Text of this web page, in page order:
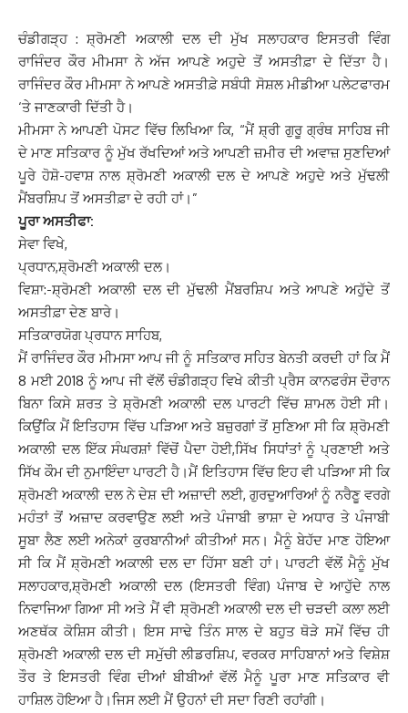
ਚੰਡੀਗੜ੍ਹ : ਸ਼੍ਰੋਮਣੀ ਅਕਾਲੀ ਦਲ ਦੀ ਮੁੱਖ ਸਲਾਹਕਾਰ ਇਸਤਰੀ ਵਿੰਗ
ਰਾਜਿੰਦਰ ਕੌਰ ਮੀਮਸਾ ਨੇ ਅੱਜ ਆਪਣੇ ਅਹੁਦੇ ਤੋਂ ਅਸਤੀਫ਼ਾ ਦੇ ਦਿੱਤਾ ਹੈ।
ਰਾਜਿੰਦਰ ਕੌਰ ਮੀਮਸਾ ਨੇ ਆਪਣੇ ਅਸਤੀਫ਼ੇ ਸਬੰਧੀ ਸੋਸ਼ਲ ਮੀਡੀਆ ਪਲੇਟਫਾਰਮ
‘ਤੇ ਜਾਣਕਾਰੀ ਦਿੱਤੀ ਹੈ।
ਮੀਮਸਾ ਨੇ ਆਪਣੀ ਪੋਸਟ ਵਿੱਚ ਲਿਖਿਆ ਕਿ, “ਮੈਂ ਸ਼੍ਰੀ ਗੁਰੂ ਗ੍ਰੰਥ ਸਾਹਿਬ ਜੀ
ਦੇ ਮਾਣ ਸਤਿਕਾਰ ਨੂੰ ਮੁੱਖ ਰੱਖਦਿਆਂ ਅਤੇ ਆਪਣੀ ਜ਼ਮੀਰ ਦੀ ਅਵਾਜ਼ ਸੁਣਦਿਆਂ
ਪੂਰੇ ਹੋਸ਼ੋ-ਹਵਾਸ਼ ਨਾਲ ਸ਼੍ਰੋਮਣੀ ਅਕਾਲੀ ਦਲ ਦੇ ਆਪਣੇ ਅਹੁਦੇ ਅਤੇ ਮੁੱਢਲੀ
ਮੈਂਬਰਸ਼ਿਪ ਤੋਂ ਅਸਤੀਫ਼ਾ ਦੇ ਰਹੀ ਹਾਂ।”
ਪੂਰਾ ਅਸਤੀਫਾ:
ਸੇਵਾ ਵਿਖੇ,
ਪ੍ਰਧਾਨ,ਸ਼੍ਰੋਮਣੀ ਅਕਾਲੀ ਦਲ।
ਵਿਸ਼ਾ:-ਸ਼੍ਰੋਮਣੀ ਅਕਾਲੀ ਦਲ ਦੀ ਮੁੱਢਲੀ ਮੈਂਬਰਸ਼ਿਪ ਅਤੇ ਆਪਣੇ ਅਹੁੱਦੇ ਤੋਂ
ਅਸਤੀਫ਼ਾ ਦੇਣ ਬਾਰੇ।
ਸਤਿਕਾਰਯੋਗ ਪ੍ਰਧਾਨ ਸਾਹਿਬ,
ਮੈਂ ਰਾਜਿੰਦਰ ਕੌਰ ਮੀਮਸਾ ਆਪ ਜੀ ਨੂੰ ਸਤਿਕਾਰ ਸਹਿਤ ਬੇਨਤੀ ਕਰਦੀ ਹਾਂ ਕਿ ਮੈਂ
8 ਮਈ 2018 ਨੂੰ ਆਪ ਜੀ ਵੱਲੋਂ ਚੰਡੀਗੜ੍ਹ ਵਿਖੇ ਕੀਤੀ ਪ੍ਰੈਸ ਕਾਨਫਰੰਸ ਦੌਰਾਨ
ਬਿਨਾ ਕਿਸੇ ਸ਼ਰਤ ਤੇ ਸ਼੍ਰੋਮਣੀ ਅਕਾਲੀ ਦਲ ਪਾਰਟੀ ਵਿੱਚ ਸ਼ਾਮਲ ਹੋਈ ਸੀ।
ਕਿਉਂਕਿ ਮੈਂ ਇਤਿਹਾਸ ਵਿੱਚ ਪੜਿਆ ਅਤੇ ਬਜ਼ੁਰਗਾਂ ਤੋਂ ਸੁਣਿਆ ਸੀ ਕਿ ਸ਼੍ਰੋਮਣੀ
ਅਕਾਲੀ ਦਲ ਇੱਕ ਸੰਘਰਸ਼ਾਂ ਵਿੱਚੋਂ ਪੈਦਾ ਹੋਈ,ਸਿੱਖ ਸਿਧਾਂਤਾਂ ਨੂੰ ਪ੍ਰਣਾਈ ਅਤੇ
ਸਿੱਖ ਕੌਮ ਦੀ ਨੁਮਾਇੰਦਾ ਪਾਰਟੀ ਹੈ।ਮੈਂ ਇਤਿਹਾਸ ਵਿੱਚ ਇਹ ਵੀ ਪੜਿਆ ਸੀ ਕਿ
ਸ਼੍ਰੋਮਣੀ ਅਕਾਲੀ ਦਲ ਨੇ ਦੇਸ਼ ਦੀ ਅਜ਼ਾਦੀ ਲਈ, ਗੁਰਦੁਆਰਿਆਂ ਨੂੰ ਨਰੈਣੂ ਵਰਗੇ
ਮਹੰਤਾਂ ਤੋਂ ਅਜ਼ਾਦ ਕਰਵਾਉਣ ਲਈ ਅਤੇ ਪੰਜਾਬੀ ਭਾਸ਼ਾ ਦੇ ਅਧਾਰ ਤੇ ਪੰਜਾਬੀ
ਸੂਬਾ ਲੈਣ ਲਈ ਅਨੇਕਾਂ ਕੁਰਬਾਨੀਆਂ ਕੀਤੀਆਂ ਸਨ। ਮੈਨੂੰ ਬੇਹੱਦ ਮਾਣ ਹੋਇਆ
ਸੀ ਕਿ ਮੈਂ ਸ਼੍ਰੋਮਣੀ ਅਕਾਲੀ ਦਲ ਦਾ ਹਿੱਸਾ ਬਣੀ ਹਾਂ। ਪਾਰਟੀ ਵੱਲੋਂ ਮੈਨੂੰ ਮੁੱਖ
ਸਲਾਹਕਾਰ,ਸ਼੍ਰੋਮਣੀ ਅਕਾਲੀ ਦਲ (ਇਸਤਰੀ ਵਿੰਗ) ਪੰਜਾਬ ਦੇ ਆਹੁੱਦੇ ਨਾਲ
ਨਿਵਾਜਿਆ ਗਿਆ ਸੀ ਅਤੇ ਮੈਂ ਵੀ ਸ਼੍ਰੋਮਣੀ ਅਕਾਲੀ ਦਲ ਦੀ ਚੜਦੀ ਕਲਾ ਲਈ
ਅਣਥੱਕ ਕੋਸ਼ਿਸ ਕੀਤੀ। ਇਸ ਸਾਢੇ ਤਿੰਨ ਸਾਲ ਦੇ ਬਹੁਤ ਥੋੜੇ ਸਮੇਂ ਵਿੱਚ ਹੀ
ਸ਼੍ਰੋਮਣੀ ਅਕਾਲੀ ਦਲ ਦੀ ਸਮੁੱਚੀ ਲੀਡਰਸ਼ਿਪ, ਵਰਕਰ ਸਾਹਿਬਾਨਾਂ ਅਤੇ ਵਿਸ਼ੇਸ਼
ਤੌਰ ਤੇ ਇਸਤਰੀ ਵਿੰਗ ਦੀਆਂ ਬੀਬੀਆਂ ਵੱਲੋਂ ਮੈਨੂੰ ਪੂਰਾ ਮਾਣ ਸਤਿਕਾਰ ਵੀ
ਹਾਸ਼ਿਲ ਹੋਇਆ ਹੈ।ਜਿਸ ਲਈ ਮੈਂ ਉਹਨਾਂ ਦੀ ਸਦਾ ਰਿਣੀ ਰਹਾਂਗੀ।